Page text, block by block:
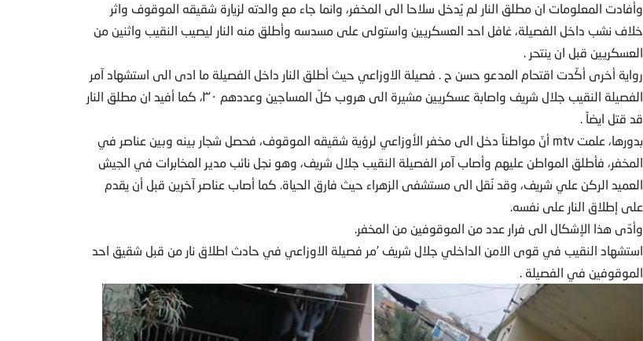
وأفادت المعلومات ان مطلق النار لم يُدخل سلاحا الى المخفر، وانما جاء مع والدته لزيارة شقيقه الموقوف واثر
خلاف نشب داخل الفصيلة، غافل احد العسكريين واستولى على مسدسه وأطلق منه النار ليصيب النقيب واثنين من
العسكريين قبل ان ينتحر .
رواية أخرى أكّدت اقتحام المدعو حسن ح . فصيلة الاوزاعي حيث أطلق النار داخل الفصيلة ما ادى الى استشهاد آمر
الفصيلة النقيب جلال شريف واصابة عسكريين مشيرة الى هروب كلّ المساجين وعددهم ٣٠، كما أفيد ان مطلق النار
قد قتل ايضاً .
بدورها، علمت mtv أنّ مواطناً دخل الى مخفر الأوزاعي لرؤية شقيقه الموقوف، فحصل شجار بينه وبين عناصر في
المخفر، فأطلق المواطن عليهم وأصاب آمر الفصيلة النقيب جلال شريف، وهو نجل نائب مدير المخابرات في الجيش
العميد الركن علي شريف، وقد نُقل الى مستشفى الزهراء حيث فارق الحياة. كما أصاب عناصر آخرين قبل أن يقدم
على إطلاق النار على نفسه.
وأدّى هذا الإشكال الى فرار عدد من الموقوفين من المخفر.
استشهاد النقيب في قوى الامن الداخلي جلال شريف ’مر فصيلة الاوزاعي في حادث اطلاق نار من قبل شقيق احد
الموقوفين في الفصيلة .